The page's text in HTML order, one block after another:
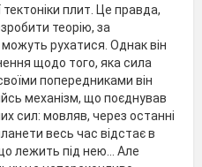
плит. Це правда,
теорію, за
рухатися. Однак він
щодо того, яка сила
попередниками він
механізм, що поєднував
сил: мовляв, через останні
весь час відстає в
лежить під нею… Але